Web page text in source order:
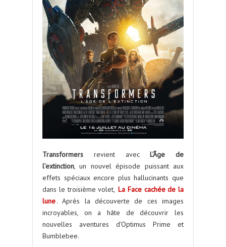
Transformers revient avec L’Âge de
l’extinction, un nouvel épisode puissant aux
effets spéciaux encore plus hallucinants que
dans le troisième volet, La Face cachée de la
lune. Après la découverte de ces images
incroyables, on a hâte de découvrir les
nouvelles aventures d’Optimus Prime et
Bumblebee.